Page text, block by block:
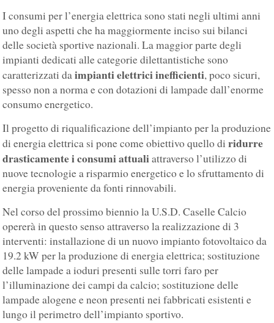
I consumi per l’energia elettrica sono stati negli ultimi anni
uno degli aspetti che ha maggiormente inciso sui bilanci
delle società sportive nazionali. La maggior parte degli
impianti dedicati alle categorie dilettantistiche sono
caratterizzati daimpianti elettrici inefficienti, poco sicuri,
spesso non a norma e con dotazioni di lampade dall’enorme
consumo energetico.
Il progetto di riqualificazione dell’impianto per la produzione
di energia elettrica si pone come obiettivo quello diridurre
drasticamente i consumi attualiattraverso l’utilizzo di
nuove tecnologie a risparmio energetico e lo sfruttamento di
energia proveniente da fonti rinnovabili.
Nel corso del prossimo biennio la U.S.D. Caselle Calcio
opererà in questo senso attraverso la realizzazione di 3
interventi: installazione di un nuovo impianto fotovoltaico da
19.2 kW per la produzione di energia elettrica; sostituzione
delle lampade a ioduri presenti sulle torri faro per
l’illuminazione dei campi da calcio; sostituzione delle
lampade alogene e neon presenti nei fabbricati esistenti e
lungo il perimetro dell’impianto sportivo.